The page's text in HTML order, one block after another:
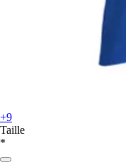
+9
Taille
*